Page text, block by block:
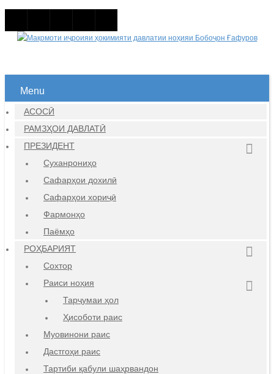
Menu
АСОСӢ
РАМЗҲОИ ДАВЛАТӢ
ПРЕЗИДЕНТ
Суханрониҳо
Сафарҳои дохилӣ
Сафарҳои хориҷӣ
Фармонҳо
Паёмҳо
РОҲБАРИЯТ
Сохтор
Раиси ноҳия
Тарҷумаи ҳол
Ҳисоботи раис
Муовинони раис
Дастгоҳи раис
Тартиби қабули шаҳрвандон